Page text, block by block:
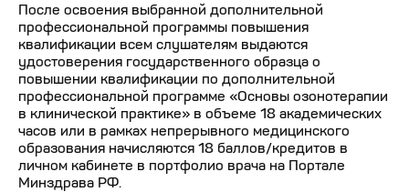
После освоения выбранной дополнительной
профессиональной программы повышения
квалификации всем слушателям выдаются
удостоверения государственного образца о
повышении квалификации по дополнительной
профессиональной программе «Основы озонотерапии
в клинической практике» в объеме 18 академических
часов или в рамках непрерывного медицинского
образования начисляются 18 баллов/кредитов в
личном кабинете в портфолио врача на Портале
Минздрава РФ.